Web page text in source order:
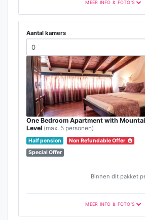
MEER INFO & FOTO'S
Aantal kamers
One Bedroom Apartment with
Level (max. 5 personen)
Half pension
Non Refundable Offer
Special Offer
Binnen dit pakket
MEER INFO & FOTO'S